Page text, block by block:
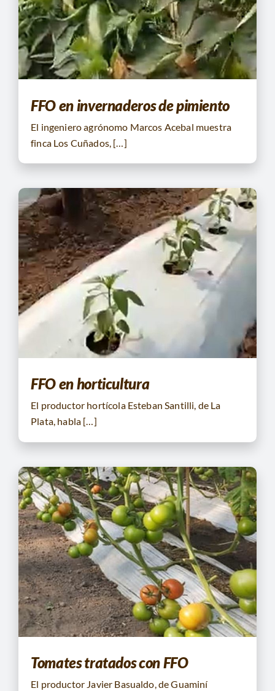
CONTACTO
BUSCAR:
FFO en invernaderos de pimiento
El ingeniero agrónomo Marcos Acebal muestra
finca Los Cuñados, […]
FFO en horticultura
El productor hortícola Esteban Santilli, de La
Plata, habla […]
Tomates tratados con FFO
El productor Javier Basualdo, de Guaminí